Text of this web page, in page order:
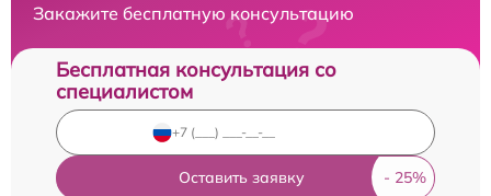
Закажите бесплатную консультацию
Бесплатная консультация со
специалистом
Оставить заявку